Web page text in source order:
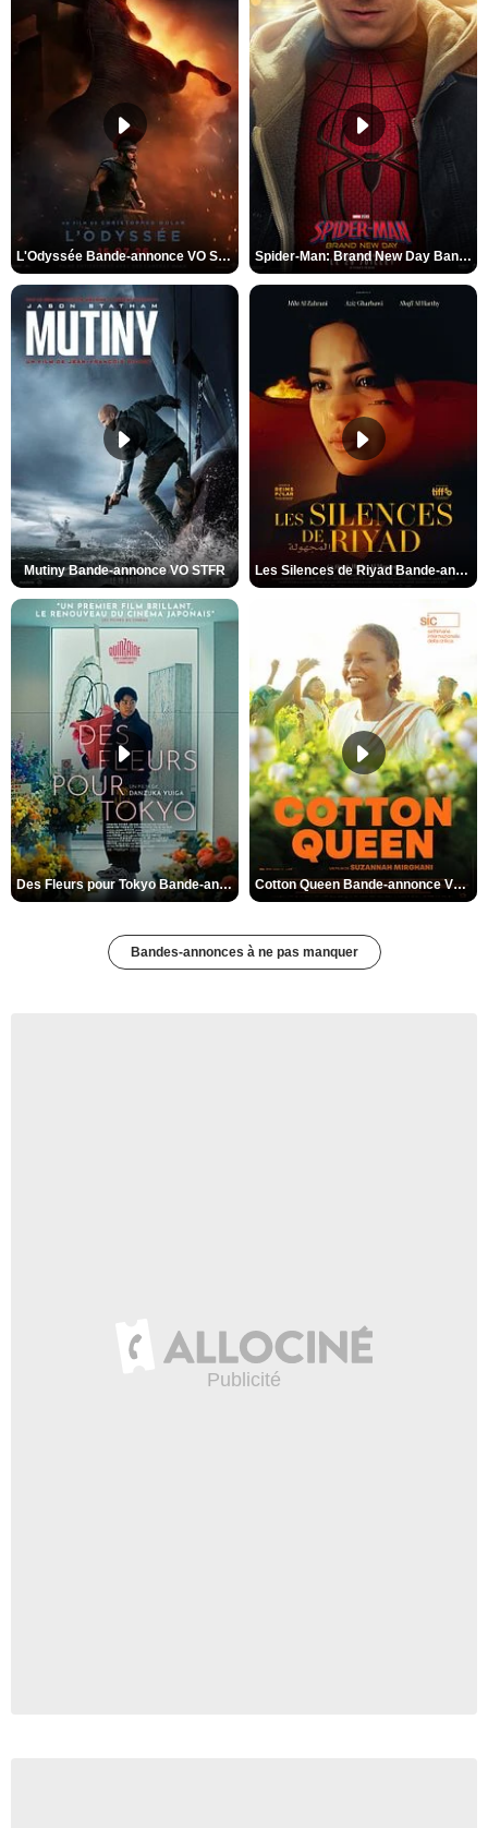
L'Odyssée Bande-annonce VO STFR Spider-Man: Brand New Day Bande-annonce VO STFR
Mutiny Bande-annonce VO STFR Les Silences de Riyad Bande-annonce VO STFR
Des Fleurs pour Tokyo Bande-annonce VO STFR Cotton Queen Bande-annonce VO STFR
Bandes-annonces à ne pas manquer